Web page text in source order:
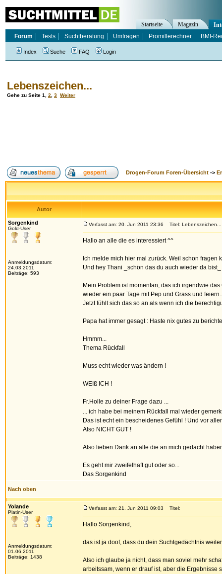
Lebenszeichen...
Gehe zu Seite 1 2 3 Weiter
Drogen-Forum Foren-Übersicht ->
Autor
Sorgenkind
Gold-User
Anmeldungsdatum:
24.03.2011
Beiträge: 593
Verfasst am: 20. Jun 2011 23:36 Titel: Lebenszeichen...
Hallo an alle die es interessiert ^^
Ich melde mich hier mal zurück. Weil schon fragen
Und hey Thani _schön das du auch wieder da bist_
Mein Problem ist momentan, das ich irgendwie
wieder ein paar Tage mit Pep und Grass und
Jetzt fühlt sich das so an als wenn ich die
Papa hat immer gesagt : Haste nix gutes zu
Hmmm...
Thema Rückfall
Muss echt wieder was ändern !
WEIß ICH !
Fr.Holle zu deiner Frage dazu ...
... ich habe bei meinem Rückfall mal wieder
Das ist echt ein bescheidenes Gefühl ! Und vor
Also NICHT GUT !
Also lieben Dank an alle die an mich gedacht
Es geht mir zweifelhaft gut oder so...
Das Sorgenkind
Nach oben
Yolande
Platin-User
Anmeldungsdatum:
01.06.2011
Beiträge: 1438
Verfasst am: 21. Jun 2011 09:03 Titel:
Hallo Sorgenkind,
das ist ja doof, dass du dein Suchtgedächtnis
Also ich glaube ja nicht, dass man soviel mehr
arbeitssam, wenn er drauf ist, aber die Ergebnisse
Startseite Magazin
Forum
Tests Suchtberatung Umfragen Promillerechner BMI-
Index Suche FAQ Login